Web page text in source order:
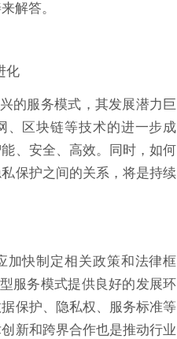
解答。
化
的服务模式，其发展潜力巨
、区块链等技术的进一步成
、安全、高效。同时，如何
保护之间的关系，将是持续
加快制定相关政策和法律框
服务模式提供良好的发展环
保护、隐私权、服务标准等
新和跨界合作也是推动行业